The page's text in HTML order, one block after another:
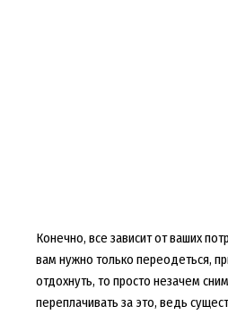
Конечно, все зависит от ваших
вам нужно только переодеться,
отдохнуть, то просто незачем
переплачивать за это, ведь